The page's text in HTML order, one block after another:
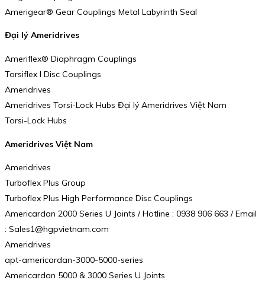
Amerigear® Gear Couplings Metal Labyrinth Seal
Đại lý Ameridrives
Ameriflex® Diaphragm Couplings
Torsiflex I Disc Couplings
Ameridrives
Ameridrives Torsi-Lock Hubs Đại lý Ameridrives Việt Nam
Torsi-Lock Hubs
Ameridrives Việt Nam
Ameridrives
Turboflex Plus Group
Turboflex Plus High Performance Disc Couplings
Americardan 2000 Series U Joints / Hotline : 0938 906 663 / Email
: Sales1@hgpvietnam.com
Ameridrives
apt-americardan-3000-5000-series
Americardan 5000 & 3000 Series U Joints